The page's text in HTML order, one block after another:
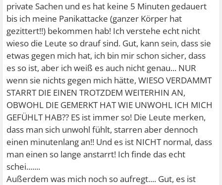
private Sachen und es hat keine 5 Minuten gedauert
bis ich meine Panikattacke (ganzer Körper hat
gezittert!!) bekommen hab! Ich verstehe echt nicht
wieso die Leute so drauf sind. Gut, kann sein, dass sie
etwas gegen mich hat, ich bin mir schon sicher, dass
es so ist, aber ich weiß es auch nicht genau... NUR
wenn sie nichts gegen mich hätte, WIESO VERDAMMT
STARRT DIE EINEN TROTZDEM WEITERHIN AN,
OBWOHL DIE GEMERKT HAT WIE UNWOHL ICH MICH
GEFÜHLT HAB?? ES ist immer so! Die Leute merken,
dass man sich unwohl fühlt, starren aber dennoch
einen minutenlang an!! Und es ist NICHT normal, dass
man einen so lange anstarrt! Ich finde das echt
schei.......
Außerdem was mich noch so aufregt.... Gut, es ist